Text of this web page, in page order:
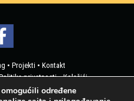
• Projekti • Kontakt
privatnosti•Kolačići
podacimaodređene